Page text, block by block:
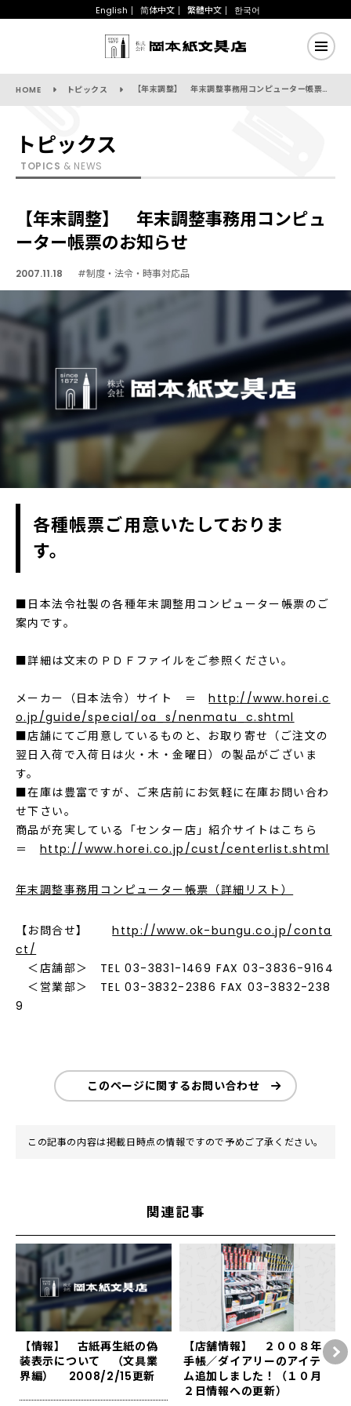
English 简体中文 繁體中文 한국어
HOME トピックス 【年末調整】 年末調整事務用コンピューター帳票のお知らせ
トピックス
TOPICS & NEWS
【年末調整】 年末調整事務用コンピュ
ーター帳票のお知らせ
2007.11.18 #制度・法令・時事対応品
各種帳票ご用意いたしておりま
す。
■日本法令社製の各種年末調整用コンピューター帳票のご
案内です。
■詳細は文末のＰＤＦファイルをご参照ください。
メーカー（日本法令）サイト ＝http://www.horei.c
o.jp/guide/special/oa_s/nenmatu_c.shtml
■店舗にてご用意しているものと、お取り寄せ（ご注文の
翌日入荷で入荷日は火・木・金曜日）の製品がございま
す。
■在庫は豊富ですが、ご来店前にお気軽に在庫お問い合わ
せ下さい。
商品が充実している「センター店」紹介サイトはこちら
＝ http://www.horei.co.jp/cust/centerlist.shtml
年末調整事務用コンピューター帳票（詳細リスト）
【お問合せ】http://www.ok-bungu.co.jp/conta
ct/
＜店舗部＞ TEL 03-3831-1469 FAX 03-3836-9164
＜営業部＞ TEL 03-3832-2386 FAX 03-3832-238
9
このページに関するお問い合わせ
この記事の内容は掲載日時点の情報ですので予めご了承ください。
関連記事
【情報】 古紙再生紙の偽
装表示について （文具業
界編） 2008/2/15更新
【店舗情報】 ２００８年
手帳／ダイアリーのアイテ
ム追加しました！（１０月
２日情報への更新）